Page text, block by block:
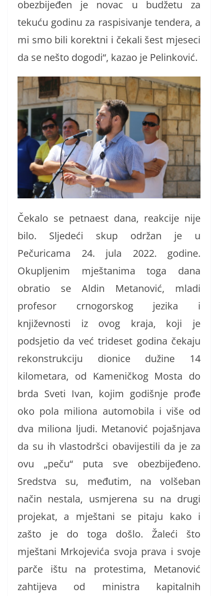
obezbijeđen je novac u budžetu za
tekuću godinu za raspisivanje tendera, a
mi smo bili korektni i čekali šest mjeseci
da se nešto dogodi“, kazao je Pelinković.
Čekalo se petnaest dana, reakcije nije
bilo. Sljedeći skup održan je u
Pečuricama 24. jula 2022. godine.
Okupljenim mještanima toga dana
obratio se Aldin Metanović, mladi
profesor crnogorskog jezika i
književnosti iz ovog kraja, koji je
podsjetio da već trideset godina čekaju
rekonstrukciju dionice dužine 14
kilometara, od Kameničkog Mosta do
brda Sveti Ivan, kojim godišnje prođe
oko pola miliona automobila i više od
dva miliona ljudi. Metanović pojašnjava
da su ih vlastodršci obavijestili da je za
ovu „peču“ puta sve obezbijeđeno.
Sredstva su, međutim, na volšeban
način nestala, usmjerena su na drugi
projekat, a mještani se pitaju kako i
zašto je do toga došlo. Žaleći što
mještani Mrkojevića svoja prava i svoje
parče ištu na protestima, Metanović
zahtijeva od ministra kapitalnih